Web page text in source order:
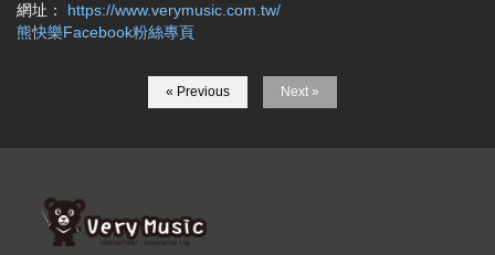
網址： https://www.verymusic.com.tw/
熊快樂Facebook粉絲專頁
« Previous Next »